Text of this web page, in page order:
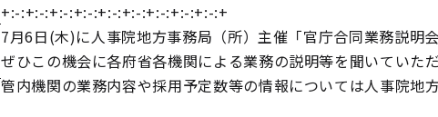
+:-:+:-:+:-:+:-:+:-:+:-:+:-:+:-:+:-:+
7月6日(木)に人事院地方事務局（所）主催「官庁合同業務説明会
ぜひこの機会に各府省各機関による業務の説明等を聞いていた
管内機関の業務内容や採用予定数等の情報については人事院地